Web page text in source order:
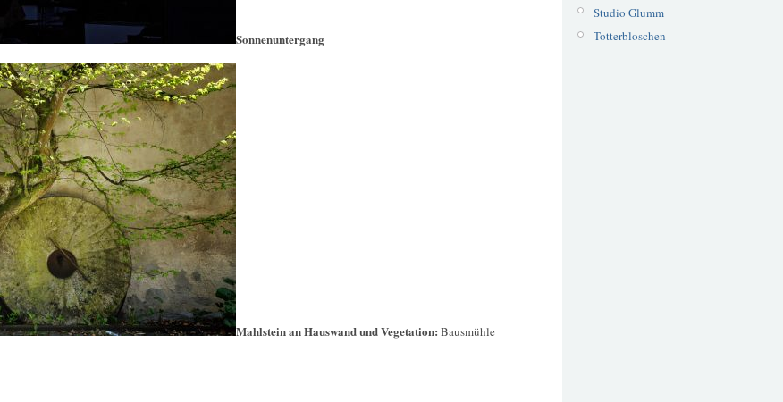
Sonnenuntergang
Mahlstein an Hauswand und Vegetation: Bausmühle
Studio Glumm
Totterbloschen